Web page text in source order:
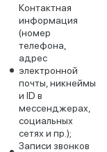
Контактная
информация
(номер
телефона,
адрес
электронной
почты, никнеймы
и ID в
мессенджерах,
социальных
сетях и пр.);
Записи звонков